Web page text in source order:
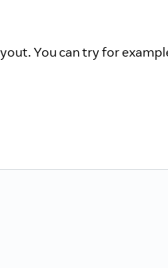
You can try for